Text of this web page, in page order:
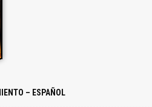
– ESPAÑOL